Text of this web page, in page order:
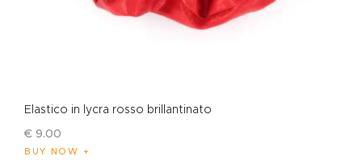
Elastico in lycra rosso brillantinato
€ 9.00
BUY NOW